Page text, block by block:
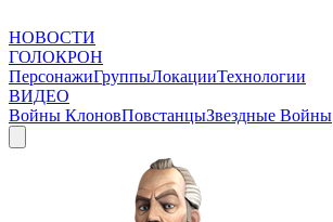
НОВОСТИ
ГОЛОКРОН
ПерсонажиГруппыЛокацииТехнологии
ВИДЕО
Войны КлоновПовстанцыЗвездные Войны